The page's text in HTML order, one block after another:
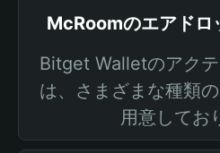
McRoomのエアドロ
Bitget Walletのアク
は、さまざまな種類
用意してお